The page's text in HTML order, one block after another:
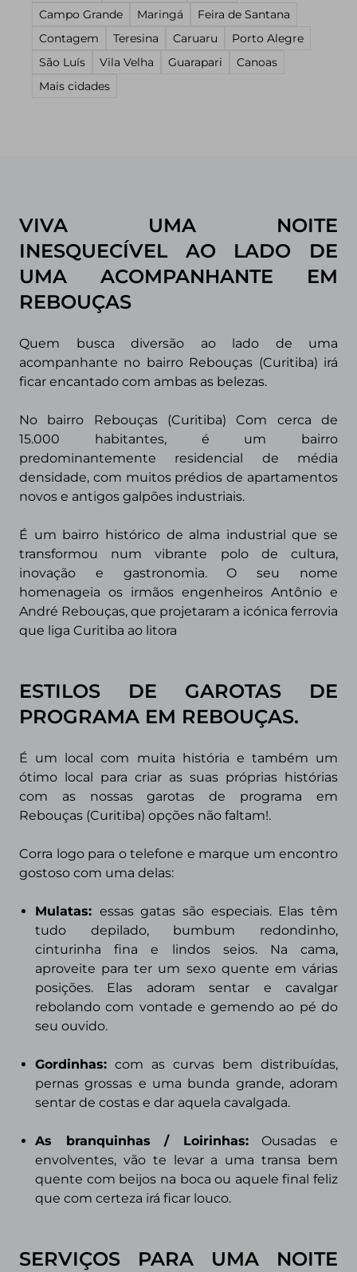
Campo Grande Maringá
Feira de Santana
Contagem
Teresina Caruaru
Porto Alegre
São Luís
Vila Velha Guarapari
Canoas
Mais cidades
VIVA UMA NOITE
INESQUECÍVEL AO LADO DE
UMA ACOMPANHANTE EM
REBOUÇAS
Quem busca diversão ao lado de uma
acompanhante no bairro Rebouças (Curitiba) irá
ficar encantado com ambas as belezas.
No bairro Rebouças (Curitiba) Com cerca de
15.000 habitantes, é um bairro
predominantemente residencial de média
densidade, com muitos prédios de apartamentos
novos e antigos galpões industriais.
É um bairro histórico de alma industrial que se
transformou num vibrante polo de cultura,
inovação e gastronomia. O seu nome
homenageia os irmãos engenheiros Antônio e
André Rebouças, que projetaram a icónica ferrovia
que liga Curitiba ao litora
ESTILOS DE GAROTAS DE
PROGRAMA EM REBOUÇAS.
É um local com muita história e também um
ótimo local para criar as suas próprias histórias
com as nossas garotas de programa em
Rebouças (Curitiba) opções não faltam!.
Corra logo para o telefone e marque um encontro
gostoso com uma delas:
Mulatas: essas gatas são especiais. Elas têm
tudo depilado, bumbum redondinho,
cinturinha fina e lindos seios. Na cama,
aproveite para ter um sexo quente em várias
posições. Elas adoram sentar e cavalgar
rebolando com vontade e gemendo ao pé do
seu ouvido.
Gordinhas: com as curvas bem distribuídas,
pernas grossas e uma bunda grande, adoram
sentar de costas e dar aquela cavalgada.
As branquinhas / Loirinhas:Ousadas e
envolventes, vão te levar a uma transa bem
quente com beijos na boca ou aquele final feliz
que com certeza irá ficar louco.
SERVIÇOS PARA UMA NOITE